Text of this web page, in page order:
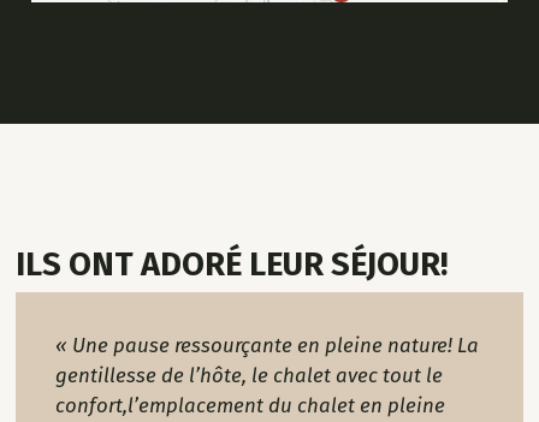
ILS ONT ADORÉ LEUR SÉJOUR!
« Une pause ressourçante en pleine nature! La
gentillesse de l’hôte, le chalet avec tout le
confort,l’emplacement du chalet en pleine